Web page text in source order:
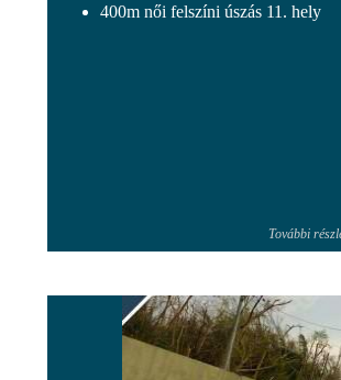
400m női felszíni úszás 11. hely
További